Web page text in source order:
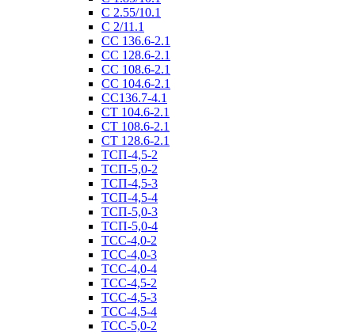
С 2.55/10.1
С 2/11.1
СС 136.6-2.1
СС 128.6-2.1
СС 108.6-2.1
СС 104.6-2.1
СС136.7-4.1
СТ 104.6-2.1
СТ 108.6-2.1
СТ 128.6-2.1
ТСП-4,5-2
ТСП-5,0-2
ТСП-4,5-3
ТСП-4,5-4
ТСП-5,0-3
ТСП-5,0-4
ТСС-4,0-2
ТСС-4,0-3
ТСС-4,0-4
ТСС-4,5-2
ТСС-4,5-3
ТСС-4,5-4
ТСС-5,0-2